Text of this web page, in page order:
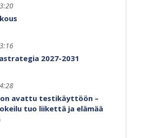
2027-2031
avattu testikäyttöön –
tuo liikettä ja elämää